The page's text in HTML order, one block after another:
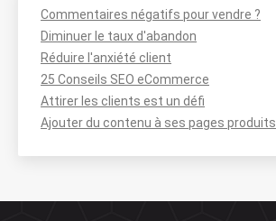
Commentaires négatifs pour vendre ?
Diminuer le taux d'abandon
Réduire l'anxiété client
25 Conseils SEO eCommerce
Attirer les clients est un défi
Ajouter du contenu à ses pages produits